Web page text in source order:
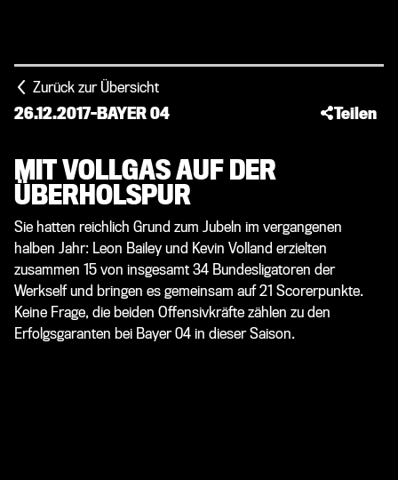
Zurück zur Übersicht
26.12.2017-BAYER 04 Teilen
MIT VOLLGAS AUF DER
ÜBERHOLSPUR
Sie hatten reichlich Grund zum Jubeln im vergangenen
halben Jahr: Leon Bailey und Kevin Volland erzielten
zusammen 15 von insgesamt 34 Bundesligatoren der
Werkself und bringen es gemeinsam auf 21 Scorerpunkte.
Keine Frage, die beiden Offensivkräfte zählen zu den
Erfolgsgaranten bei Bayer 04 in dieser Saison.